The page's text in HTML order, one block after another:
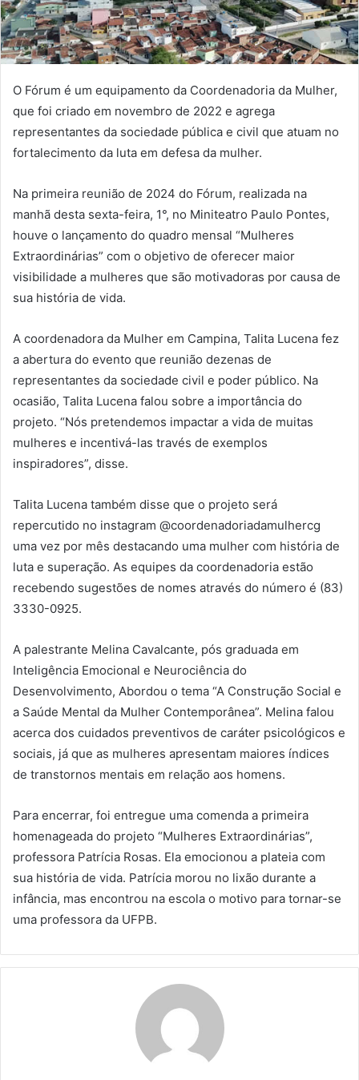
O Fórum é um equipamento da Coordenadoria da Mulher,
que foi criado em novembro de 2022 e agrega
representantes da sociedade pública e civil que atuam no
fortalecimento da luta em defesa da mulher.
Na primeira reunião de 2024 do Fórum, realizada na
manhã desta sexta-feira, 1°, no Miniteatro Paulo Pontes,
houve o lançamento do quadro mensal “Mulheres
Extraordinárias” com o objetivo de oferecer maior
visibilidade a mulheres que são motivadoras por causa de
sua história de vida.
A coordenadora da Mulher em Campina, Talita Lucena fez
a abertura do evento que reunião dezenas de
representantes da sociedade civil e poder público. Na
ocasião, Talita Lucena falou sobre a importância do
projeto. “Nós pretendemos impactar a vida de muitas
mulheres e incentivá-las través de exemplos
inspiradores”, disse.
Talita Lucena também disse que o projeto será
repercutido no instagram @coordenadoriadamulhercg
uma vez por mês destacando uma mulher com história de
luta e superação. As equipes da coordenadoria estão
recebendo sugestões de nomes através do número é (83)
3330-0925.
A palestrante Melina Cavalcante, pós graduada em
Inteligência Emocional e Neurociência do
Desenvolvimento, Abordou o tema “A Construção Social e
a Saúde Mental da Mulher Contemporânea”. Melina falou
acerca dos cuidados preventivos de caráter psicológicos e
sociais, já que as mulheres apresentam maiores índices
de transtornos mentais em relação aos homens.
Para encerrar, foi entregue uma comenda a primeira
homenageada do projeto “Mulheres Extraordinárias”,
professora Patrícia Rosas. Ela emocionou a plateia com
sua história de vida. Patrícia morou no lixão durante a
infância, mas encontrou na escola o motivo para tornar-se
uma professora da UFPB.